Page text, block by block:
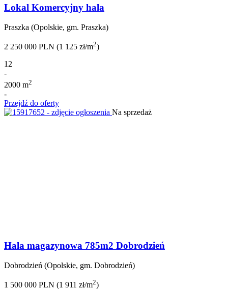
Lokal Komercyjny hala
Praszka (Opolskie, gm. Praszka)
2 250 000 PLN (1 125 zł/m2)
12
-
2000 m2
-
Przejdź do oferty
Na sprzedaż
Hala magazynowa 785m2 Dobrodzień
Dobrodzień (Opolskie, gm. Dobrodzień)
1 500 000 PLN (1 911 zł/m2)